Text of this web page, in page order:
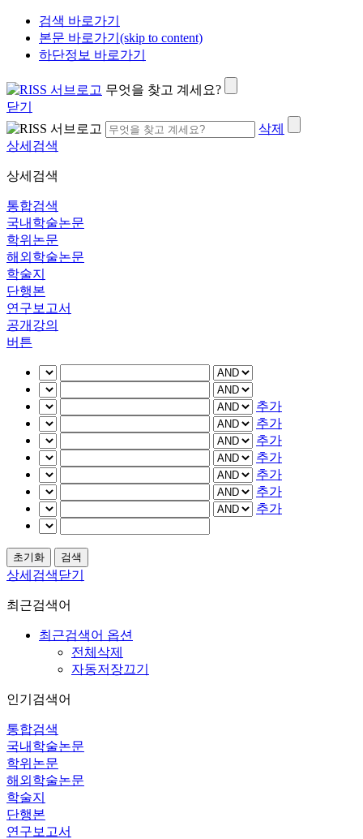
검색 바로가기
본문 바로가기(skip to content)
하단정보 바로가기
무엇을 찾고 계세요?
닫기
삭제
상세검색
상세검색
통합검색
국내학술논문
학위논문
해외학술논문
학술지
단행본
연구보고서
공개강의
버튼
추가
추가
추가
추가
추가
추가
추가
상세검색닫기
최근검색어
최근검색어 옵션
전체삭제
자동저장끄기
인기검색어
통합검색
국내학술논문
학위논문
해외학술논문
학술지
단행본
연구보고서